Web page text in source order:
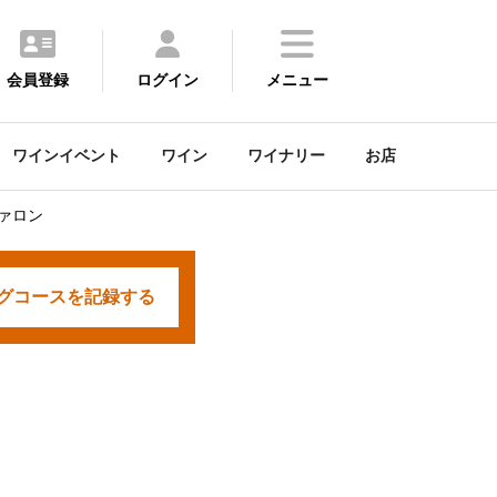
会員登録 ログイン メニュー
ワインイベント ワイン ワイナリー お店
ロン
コースを記録する